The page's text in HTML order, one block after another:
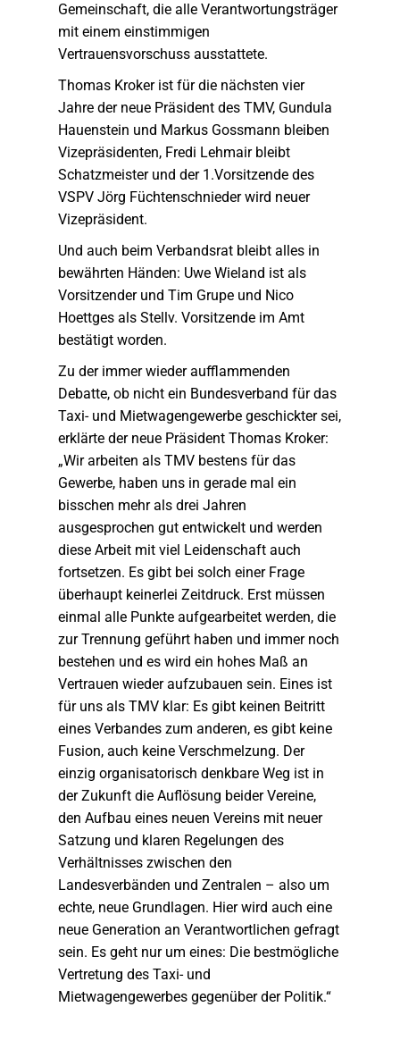
Gemeinschaft, die alle Verantwortungsträger
mit einem einstimmigen
Vertrauensvorschuss ausstattete.
Thomas Kroker ist für die nächsten vier
Jahre der neue Präsident des TMV, Gundula
Hauenstein und Markus Gossmann bleiben
Vizepräsidenten, Fredi Lehmair bleibt
Schatzmeister und der 1.Vorsitzende des
VSPV Jörg Füchtenschnieder wird neuer
Vizepräsident.
Und auch beim Verbandsrat bleibt alles in
bewährten Händen: Uwe Wieland ist als
Vorsitzender und Tim Grupe und Nico
Hoettges als Stellv. Vorsitzende im Amt
bestätigt worden.
Zu der immer wieder aufflammenden
Debatte, ob nicht ein Bundesverband für das
Taxi- und Mietwagengewerbe geschickter sei,
erklärte der neue Präsident Thomas Kroker:
„Wir arbeiten als TMV bestens für das
Gewerbe, haben uns in gerade mal ein
bisschen mehr als drei Jahren
ausgesprochen gut entwickelt und werden
diese Arbeit mit viel Leidenschaft auch
fortsetzen. Es gibt bei solch einer Frage
überhaupt keinerlei Zeitdruck. Erst müssen
einmal alle Punkte aufgearbeitet werden, die
zur Trennung geführt haben und immer noch
bestehen und es wird ein hohes Maß an
Vertrauen wieder aufzubauen sein. Eines ist
für uns als TMV klar: Es gibt keinen Beitritt
eines Verbandes zum anderen, es gibt keine
Fusion, auch keine Verschmelzung. Der
einzig organisatorisch denkbare Weg ist in
der Zukunft die Auflösung beider Vereine,
den Aufbau eines neuen Vereins mit neuer
Satzung und klaren Regelungen des
Verhältnisses zwischen den
Landesverbänden und Zentralen – also um
echte, neue Grundlagen. Hier wird auch eine
neue Generation an Verantwortlichen gefragt
sein. Es geht nur um eines: Die bestmögliche
Vertretung des Taxi- und
Mietwagengewerbes gegenüber der Politik.“